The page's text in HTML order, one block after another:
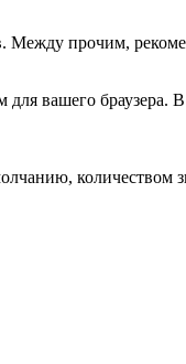
Между прочим,
вашего браузера.
количеством